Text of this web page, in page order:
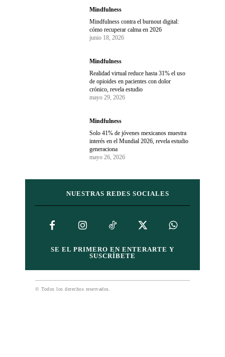
Mindfulness
Mindfulness contra el burnout digital:
cómo recuperar calma en 2026
junio 18, 2026
Mindfulness
Realidad virtual reduce hasta 31% el uso
de opioides en pacientes con dolor
crónico, revela estudio
mayo 29, 2026
Mindfulness
Solo 41% de jóvenes mexicanos muestra
interés en el Mundial 2026, revela estudio
generaciona
mayo 26, 2026
NUESTRAS REDES SOCIALES
SE EL PRIMERO EN ENTERARTE Y
SUSCRÍBETE
© Todos los derechos reservados.